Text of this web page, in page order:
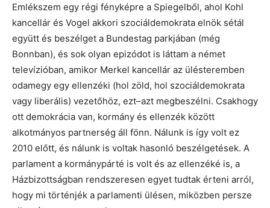
Emlékszem egy régi fényképre a Spiegelből, ahol Kohl
kancellár és Vogel akkori szociáldemokrata elnök sétál
együtt és beszélget a Bundestag parkjában (még
Bonnban), és sok olyan epizódot is láttam a német
televízióban, amikor Merkel kancellár az ülésteremben
odamegy egy ellenzéki (hol zöld, hol szociáldemokrata
vagy liberális) vezetőhöz, ezt–azt megbeszélni. Csakhogy
ott demokrácia van, kormány és ellenzék között
alkotmányos partnerség áll fönn. Nálunk is így volt ez
2010 előtt, és nálunk is voltak hasonló beszélgetések. A
parlament a kormánypárté is volt és az ellenzéké is, a
Házbizottságban rendszeresen egyet tudtak érteni arról,
hogy mi történjék a parlamenti ülésen, miközben persze